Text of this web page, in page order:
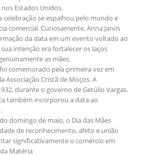
Estados Unidos.
celebração se espalhou pelo mundo e
comercial. Curiosamente, Anna Jarvis
da data em um evento voltado ao
intenção era fortalecer os laços
as mães.
comemorado pela primeira vez em
Associação Cristã de Moços. A
durante o governo de Getúlio Vargas.
também incorporou a data ao
domingo de maio, o Dia das Mães
de reconhecimento, afeto e união
significativamente o comércio em
Matéria